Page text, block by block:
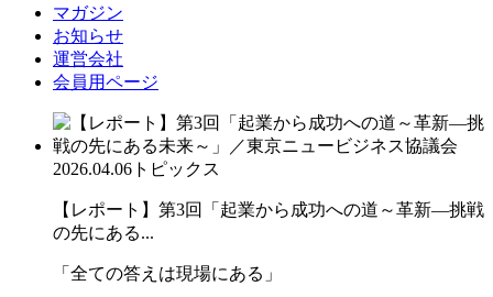
マガジン
お知らせ
運営会社
会員用ページ
2026.04.06 トピックス
【レポート】第3回「起業から成功への道～革新―挑戦
の先にある...
「全ての答えは現場にある」